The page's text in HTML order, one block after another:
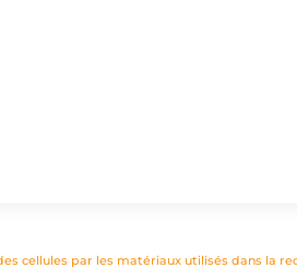
cellules par les matériaux utilisés dans la